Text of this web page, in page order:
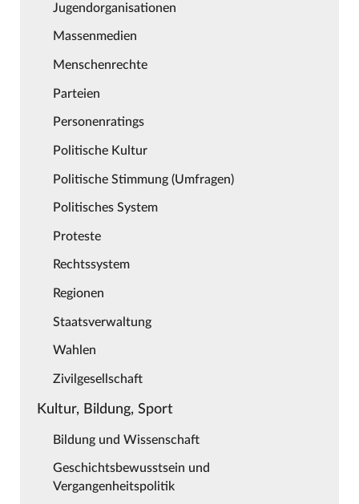
Jugendorganisationen
Massenmedien
Menschenrechte
Parteien
Personenratings
Politische Kultur
Politische Stimmung (Umfragen)
Politisches System
Proteste
Rechtssystem
Regionen
Staatsverwaltung
Wahlen
Zivilgesellschaft
Kultur, Bildung, Sport
Bildung und Wissenschaft
Geschichtsbewusstsein und
Vergangenheitspolitik